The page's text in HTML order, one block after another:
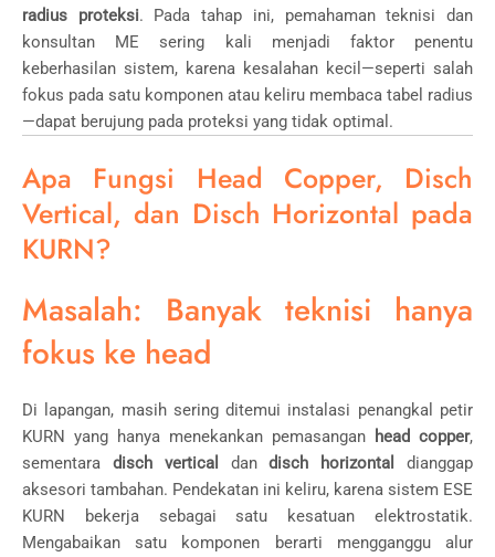
radius proteksi. Pada tahap ini, pemahaman teknisi dan
konsultan ME sering kali menjadi faktor penentu
keberhasilan sistem, karena kesalahan kecil—seperti salah
fokus pada satu komponen atau keliru membaca tabel radius
—dapat berujung pada proteksi yang tidak optimal.
Apa Fungsi Head Copper, Disch
Vertical, dan Disch Horizontal pada
KURN?
Masalah: Banyak teknisi hanya
fokus ke head
Di lapangan, masih sering ditemui instalasi penangkal petir
KURN yang hanya menekankan pemasangan
head copper,
sementara disch vertical dandisch horizontal
dianggap
aksesori tambahan. Pendekatan ini keliru, karena sistem ESE
KURN bekerja sebagai satu kesatuan elektrostatik.
Mengabaikan satu komponen berarti mengganggu alur